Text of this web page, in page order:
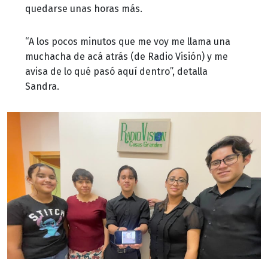
quedarse unas horas más.
“A los pocos minutos que me voy me llama una
muchacha de acá atrás (de Radio Visión) y me
avisa de lo qué pasó aquí dentro”, detalla
Sandra.